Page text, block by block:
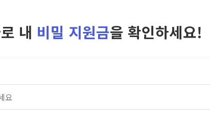
내 비밀 지원금을 확인하세요!